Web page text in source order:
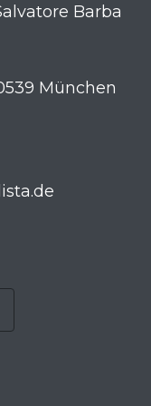
Barba
München